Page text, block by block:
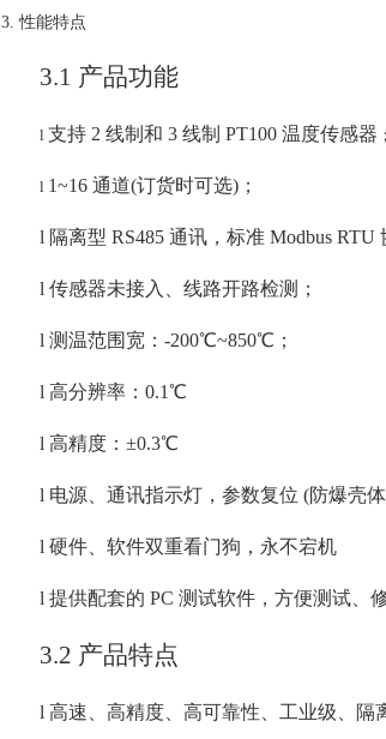
3.性能特点
3.1 产品功能
l 支持 2 线制和 3 线制 PT100 温度传感器 ；
l 1~16 通道(订货时可选)；
l 隔离型 RS485 通讯，标准 Modbus RTU
l 传感器未接入、线路开路检测；
l 测温范围宽：-200℃~850℃；
l 高分辨率：0.1℃
l 高精度：±0.3℃
l 电源、通讯指示灯，参数复位 (防爆壳
l 硬件、软件双重看门狗，永不宕机
l 提供配套的 PC 测试软件，方便测试、
3.2 产品特点
l 高速、高精度、高可靠性、工业级、隔